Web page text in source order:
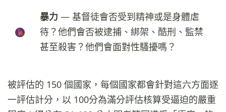
暴力 — 基督徒會否受到精神或是身體虐
待？他們會否被逮捕、綁架、酷刑、監禁
甚至殺害？他們會面對性騷擾嗎？
被評估的 150 個國家，每個國家都會針對這六方面逐
一評估計分，以 100分為滿分評估核算受逼迫的嚴重